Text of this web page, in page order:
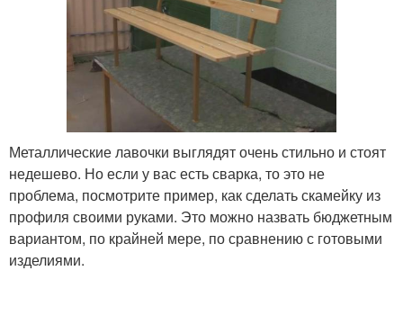
Скамейки для дачи Садовая скамейка
Деревянные скамейки Скамейки из пластика
Скамейки из
профильной трубы
Скамейка без спинки
Металлические лавочки выглядят очень стильно и стоят
недешево. Но если у вас есть сварка, то это не
проблема, посмотрите пример, как сделать скамейку из
профиля своими руками. Это можно назвать бюджетным
вариантом, по крайней мере, по сравнению с готовыми
изделиями.